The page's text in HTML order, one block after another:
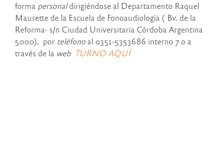
forma personaldirigiéndose al Departamento Raquel
Maurette de la Escuela de Fonoaudiología ( Bv. de la
Reforma- s/n Ciudad Universitaria Córdoba Argentina
5000), por teléfono al 0351-5353686 interno 7 o a
través de la web TURNO AQUÍ